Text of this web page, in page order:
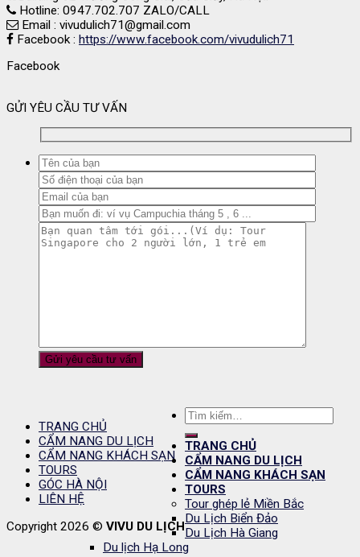
Hotline: 0947.702.707 ZALO/CALL
Email : vivudulich71@gmail.com
Facebook : https://www.facebook.com/vivudulich71
Facebook
GỬI YÊU CẦU TƯ VẤN
TRANG CHỦ
CẨM NANG DU LỊCH
CẨM NANG KHÁCH SẠN
TOURS
GÓC HÀ NỘI
LIÊN HỆ
Copyright 2026 © VIVU DU LỊCH
Tìm
kiếm:
TRANG CHỦ
CẨM NANG DU LỊCH
CẨM NANG KHÁCH SẠN
TOURS
Tour ghép lẻ Miền Bắc
Du Lịch Biển Đảo
Du Lịch Hà Giang
Du lịch Hạ Long